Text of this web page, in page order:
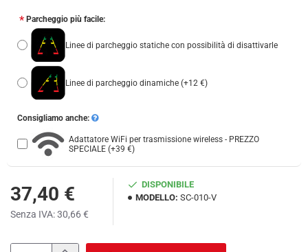
37,40 €
Senza IVA: 30,66 €
DISPONIBILE
MODELLO: SC-010-V
Parcheggio più facile:
Linee di parcheggio statiche con possibilità di disattivarle
Linee di parcheggio dinamiche (+12 €)
Consigliamo anche:
Adattatore WiFi per trasmissione wireless - PREZZO
SPECIALE (+39 €)